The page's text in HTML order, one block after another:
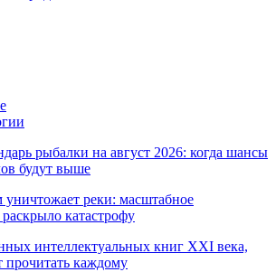
рыбалки на август 2026: когда шансы
будут выше
реки: масштабное
катастрофу
интеллектуальных книг XXI века,
прочитать каждому